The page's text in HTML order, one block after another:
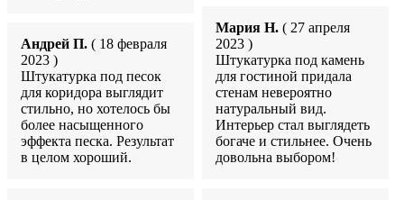
Андрей П. ( 18 февраля
2023 )
Штукатурка под песок
для коридора выглядит
стильно, но хотелось бы
более насыщенного
эффекта песка. Результат
в целом хороший.
Мария Н. ( 27 апреля
2023 )
Штукатурка под камень
для гостиной придала
стенам невероятно
натуральный вид.
Интерьер стал выглядеть
богаче и стильнее. Очень
довольна выбором!